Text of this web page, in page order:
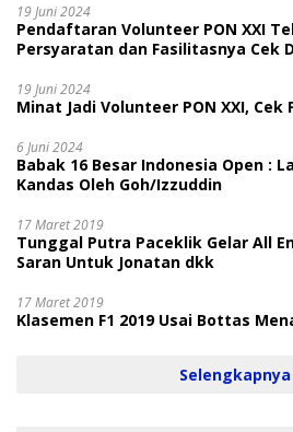
19 Juni 2024
Pendaftaran Volunteer PON XXI
Persyaratan dan Fasilitasnya Cek
19 Juni 2024
Minat Jadi Volunteer PON XXI,
6 Juni 2024
Babak 16 Besar Indonesia Open :
Kandas Oleh Goh/Izzuddin
17 Maret 2019
Tunggal Putra Paceklik Gelar All
Saran Untuk Jonatan dkk
17 Maret 2019
Klasemen F1 2019 Usai Bottas
Selengkapnya